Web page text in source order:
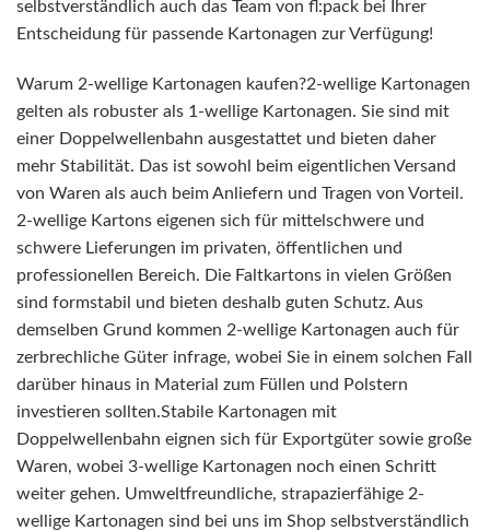
selbstverständlich auch das Team von fl:pack bei Ihrer
Entscheidung für passende Kartonagen zur Verfügung!
Warum 2-wellige Kartonagen kaufen?2-wellige Kartonagen
gelten als robuster als 1-wellige Kartonagen. Sie sind mit
einer Doppelwellenbahn ausgestattet und bieten daher
mehr Stabilität. Das ist sowohl beim eigentlichen Versand
von Waren als auch beim Anliefern und Tragen von Vorteil.
2-wellige Kartons eigenen sich für mittelschwere und
schwere Lieferungen im privaten, öffentlichen und
professionellen Bereich. Die Faltkartons in vielen Größen
sind formstabil und bieten deshalb guten Schutz. Aus
demselben Grund kommen 2-wellige Kartonagen auch für
zerbrechliche Güter infrage, wobei Sie in einem solchen Fall
darüber hinaus in Material zum Füllen und Polstern
investieren sollten.Stabile Kartonagen mit
Doppelwellenbahn eignen sich für Exportgüter sowie große
Waren, wobei 3-wellige Kartonagen noch einen Schritt
weiter gehen. Umweltfreundliche, strapazierfähige 2-
wellige Kartonagen sind bei uns im Shop selbstverständlich